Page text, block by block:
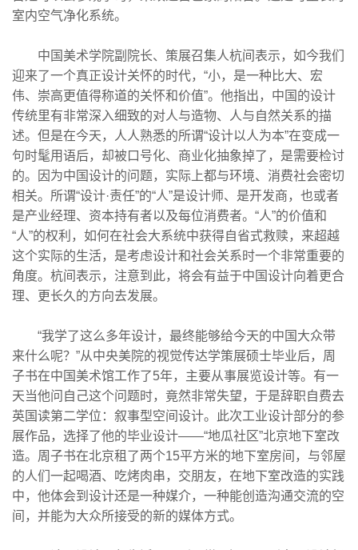
室内空气净化系统。
中国美术学院副院长、策展召集人杭间表示，如今我们
迎来了一个真正设计关怀的时代，“小，是一种比大、宏
伟、崇高更值得称道的关怀和价值”。他指出，中国的设计
传统里有非常深入细致的对人与造物、人与自然关系的描
述。但是在今天，人人熟悉的所谓“设计以人为本”在变成一
句时髦用语后，却被口号化、商业化抽象掉了，是需要检讨
的。因为中国设计的问题，实际上都与环境、消费社会密切
相关。所谓“设计·责任”的“人”是设计师、是开发商，也或者
是产业经理、资本持有者以及每位消费者。“人”的价值和
“人”的权利，如何在社会大系统中获得自省式救赎，来超越
这个实际的生活，是考虑设计和社会关系时一个非常重要的
角度。杭间表示，注意到此，将会有益于中国设计向着更合
理、更长久的方向去发展。
“我学了这么多年设计，最终能够给今天的中国大众带
来什么呢？”从中央美院的视觉传达学策展硕士毕业后，周
子书在中国美术馆工作了5年，主要从事展览设计等。有一
天当他问自己这个问题时，竟然非常失望，于是辞职自费去
英国读第二学位：叙事型空间设计。此次工业设计部分的参
展作品，选择了他的毕业设计——“地瓜社区”北京地下室改
造。周子书在北京租了两个15平方米的地下室房间，与邻屋
的人们一起喝酒、吃烤肉串，交朋友，在地下室改造的实践
中，他体会到设计还是一种媒介，一种能创造沟通交流的空
间，并能为大众所接受的新的媒体方式。